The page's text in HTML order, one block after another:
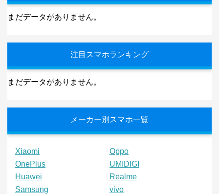
まだデータがありません。
注目スマホランキング
まだデータがありません。
メーカー別スマホ一覧
Xiaomi
Oppo
OnePlus
UMIDIGI
Huawei
Realme
Samsung
vivo